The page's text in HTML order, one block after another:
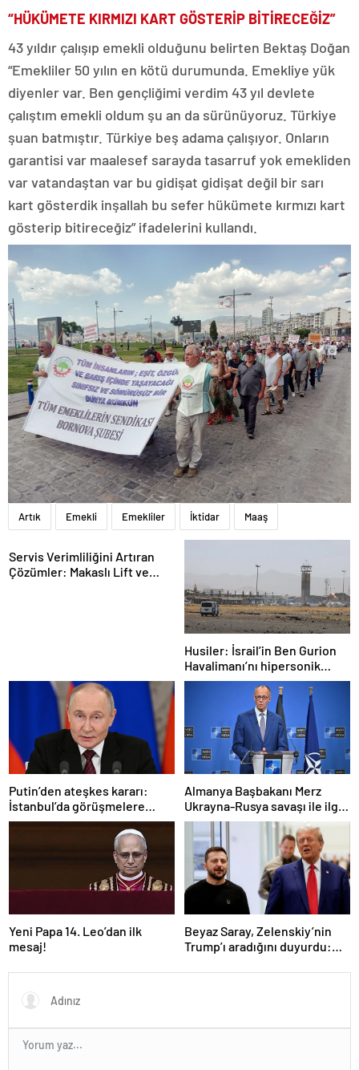
“HÜKÜMETE KIRMIZI KART GÖSTERİP BİTİRECEĞİZ”
43 yıldır çalışıp emekli olduğunu belirten Bektaş Doğan
“Emekliler 50 yılın en kötü durumunda. Emekliye yük
diyenler var. Ben gençliğimi verdim 43 yıl devlete
çalıştım emekli oldum şu an da sürünüyoruz. Türkiye
şuan batmıştır. Türkiye beş adama çalışıyor. Onların
garantisi var maalesef sarayda tasarruf yok emekliden
var vatandaştan var bu gidişat gidişat değil bir sarı
kart gösterdik inşallah bu sefer hükümete kırmızı kart
gösterip bitireceğiz” ifadelerini kullandı.
Artık Emekli Emekliler İktidar Maaş
Servis Verimliliğini Artıran
Çözümler: Makaslı Lift ve
Husiler: İsrail’in Ben Gurion
Havalimanı’nı hipersonik
füzeyle hedef aldık
Putin’den ateşkes kararı:
İstanbul’da görüşmelere
başlamayı öneriyoruz
Almanya Başbakanı Merz
Ukrayna-Rusya savaşı ile ilgili
konuştu: “Top Moskova’nın
sahasında”
Yeni Papa 14. Leo’dan ilk
mesaj!
Beyaz Saray, Zelenskiy’nin
Trump’ı aradığını duyurdu:
oldu”